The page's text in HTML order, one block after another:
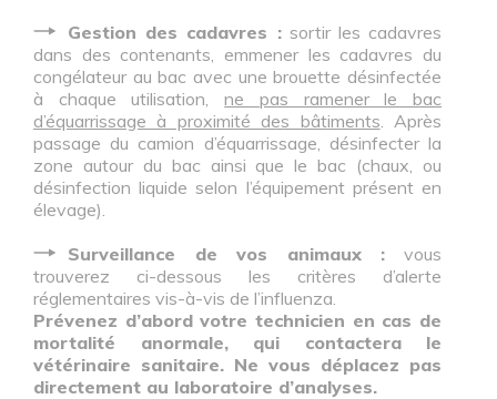
Gestion des cadavres :sortir les cadavres
dans des contenants, emmener les cadavres du
congélateur au bac avec une brouette désinfectée
à chaque utilisation,ne pas ramener le bac
d’équarrissage à proximité des bâtiments . Après
passage du camion d’équarrissage, désinfecter la
zone autour du bac ainsi que le bac (chaux, ou
désinfection liquide selon l’équipement présent en
élevage).
Surveillance de vos animaux : vous
trouverez ci-dessous les critères d’alerte
réglementaires vis-à-vis de l’influenza.
Prévenez d’abord votre technicien en cas de
mortalité anormale, qui contactera le
vétérinaire sanitaire. Ne vous déplacez pas
directement au laboratoire d’analyses.